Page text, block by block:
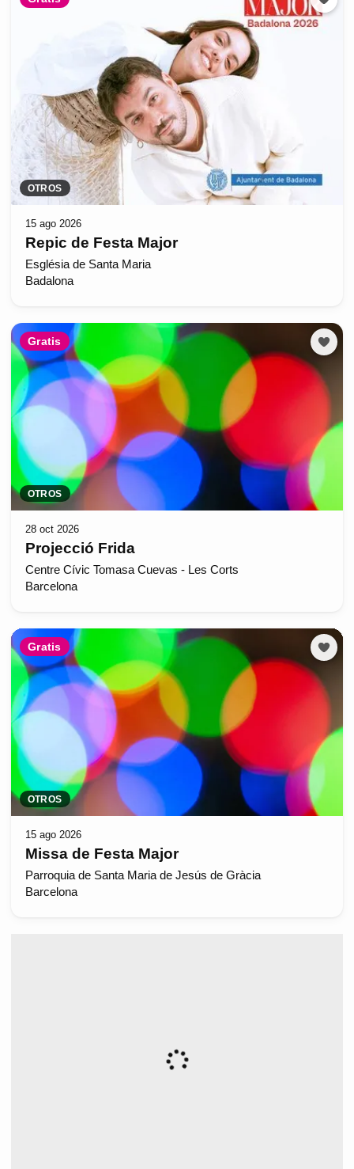
OTROS
15 ago 2026
Repic de Festa Major
Església de Santa Maria
Badalona
Gratis
OTROS
28 oct 2026
Projecció Frida
Centre Cívic Tomasa Cuevas - Les Corts
Barcelona
Gratis
OTROS
15 ago 2026
Missa de Festa Major
Parroquia de Santa Maria de Jesús de Gràcia
Barcelona